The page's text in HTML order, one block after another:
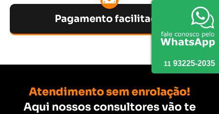
Pagamento facilitado
Atendimento sem enrolação!
Aqui nossos consultores vão te
11 93225-2035